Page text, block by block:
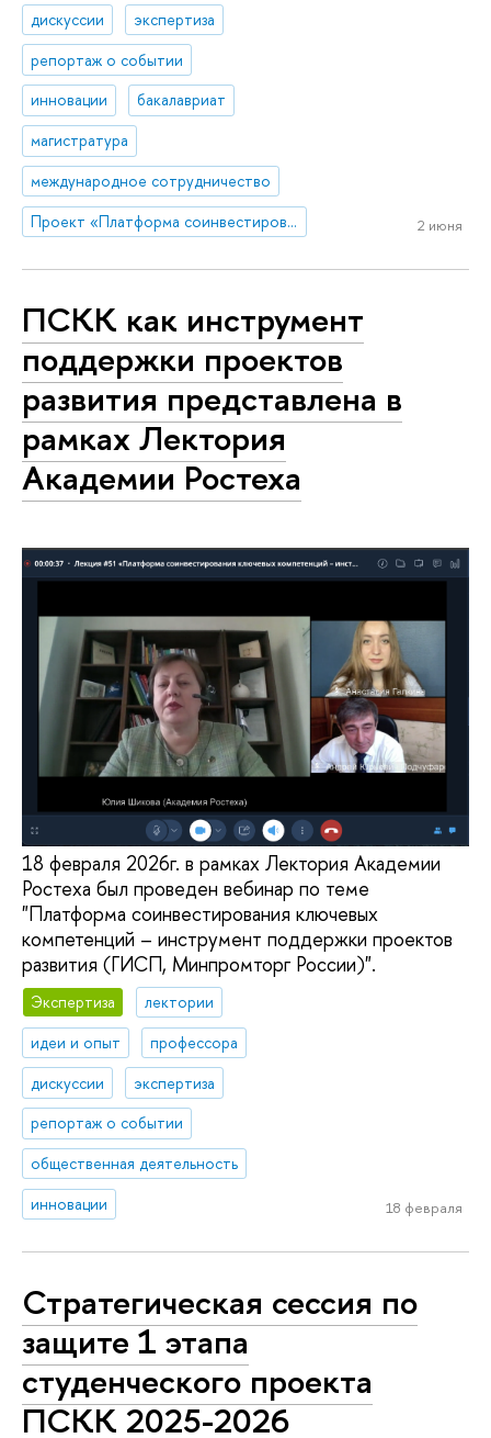
дискуссии
экспертиза
репортаж о событии
инновации
бакалавриат
магистратура
международное сотрудничество
Проект «Платформа соинвестирования ключевых компетенций»
2 июня
ПСКК как инструмент
поддержки проектов
развития представлена в
рамках Лектория
Академии Ростеха
18 февраля 2026г. в рамках Лектория Академии
Ростеха был проведен вебинар по теме
"Платформа соинвестирования ключевых
компетенций – инструмент поддержки проектов
развития (ГИСП, Минпромторг России)".
Экспертиза
лектории
идеи и опыт
профессора
дискуссии
экспертиза
репортаж о событии
общественная деятельность
инновации
18 февраля
Стратегическая сессия по
защите 1 этапа
студенческого проекта
ПСКК 2025-2026